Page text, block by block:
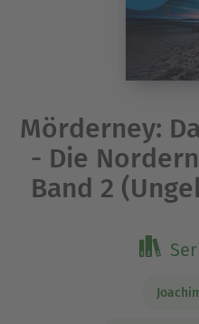
Mörderney:
- Die
Band 2